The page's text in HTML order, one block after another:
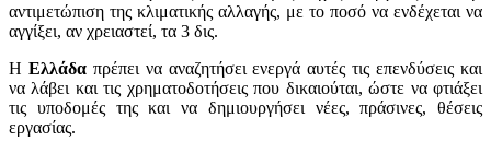
αντιμετώπιση της κλιματικής αλλαγής, με το ποσό να ενδέχεται να
αγγίξει, αν χρειαστεί, τα 3 δις.
Η Ελλάδαπρέπει να αναζητήσει ενεργά αυτές τις επενδύσεις και
να λάβει και τις χρηματοδοτήσεις που δικαιούται, ώστε να φτιάξει
τις υποδομές της και να δημιουργήσει νέες, πράσινες, θέσεις
εργασίας.